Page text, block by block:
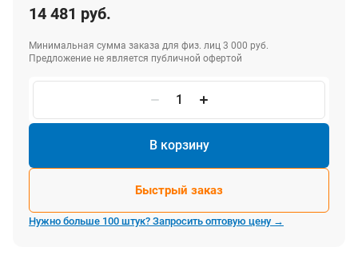
14 481 руб.
Минимальная сумма заказа для физ. лиц 3 000 руб.
Предложение не является публичной офертой
В корзину
Быстрый заказ
Нужно больше 100 штук? Запросить оптовую цену →